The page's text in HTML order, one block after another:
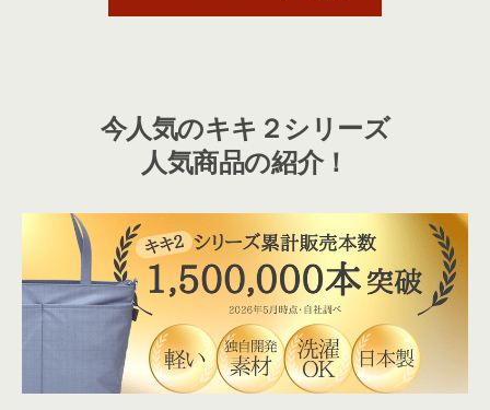
今人気のキキ２シリーズ
人気商品の紹介！